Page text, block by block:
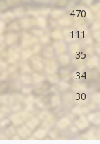
470
111
35
34
30